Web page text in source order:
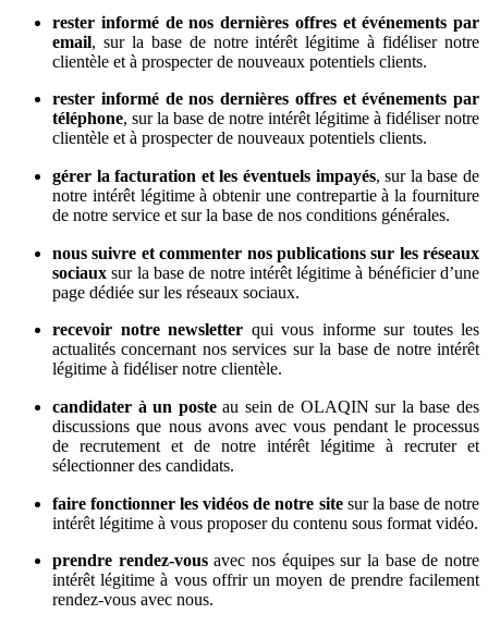
rester informé de nos dernières offres et événements par
email, sur la base de notre intérêt légitime à fidéliser notre
clientèle et à prospecter de nouveaux potentiels clients.
rester informé de nos dernières offres et événements par
téléphone, sur la base de notre intérêt légitime à fidéliser notre
clientèle et à prospecter de nouveaux potentiels clients.
gérer la facturation et les éventuels impayés, sur la base de
notre intérêt légitime à obtenir une contrepartie à la fourniture
de notre service et sur la base de nos conditions générales.
nous suivre et commenter nos publications sur les réseaux
sociaux sur la base de notre intérêt légitime à bénéficier d’une
page dédiée sur les réseaux sociaux.
recevoir notre newsletter qui vous informe sur toutes les
actualités concernant nos services sur la base de notre intérêt
légitime à fidéliser notre clientèle.
candidater à un posteau sein de OLAQIN sur la base des
discussions que nous avons avec vous pendant le processus
de recrutement et de notre intérêt légitime à recruter et
sélectionner des candidats.
faire fonctionner les vidéos de notre sitesur la base de notre
intérêt légitime à vous proposer du contenu sous format vidéo.
prendre rendez-vousavec nos équipes sur la base de notre
intérêt légitime à vous offrir un moyen de prendre facilement
rendez-vous avec nous.